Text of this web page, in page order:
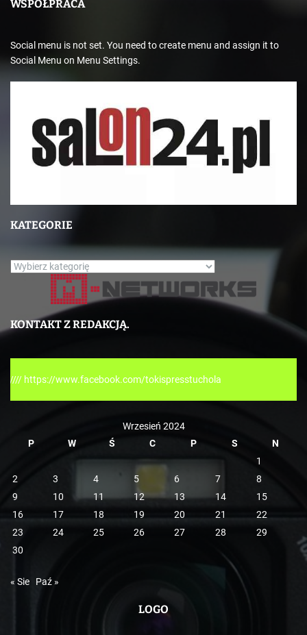
WSPÓŁPRACA
Social menu is not set. You need to create menu and assign it to
Social Menu on Menu Settings.
KATEGORIE
K
e
g
i
e
KONTAKT Z REDAKCJĄ.
tokispresstuchola
Wrzesień 2024
P
W Ś C P S
N
1
2
3 4 5 6 7
8
9
10 11 12 13 14
15
16
17 18 19 20 21
22
23
24 25 26 27 28
29
30
« Sie Paź »
LOGO